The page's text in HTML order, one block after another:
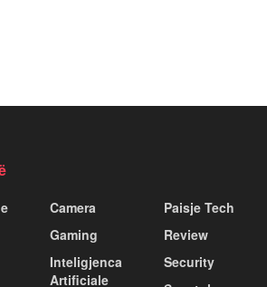
Camera
Gaming
Inteligjenca
Artificiale
Paisje Tech
Review
Security